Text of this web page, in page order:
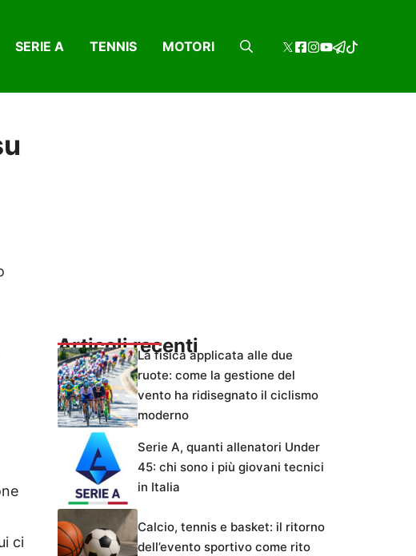
SERIE A TENNIS MOTORI
ci
Articoli recentiLa fisica applicata alle due
ruote: come la gestione del
vento ha ridisegnato il ciclismo
moderno
Serie A, quanti allenatori Under
45: chi sono i più giovani tecnici
in Italia
Calcio, tennis e basket: il ritorno
dell’evento sportivo come rito